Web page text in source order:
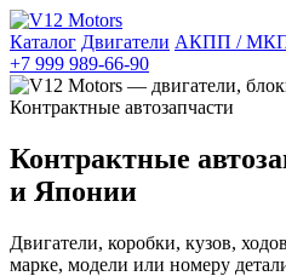
Каталог Двигатели АКПП /
+7 999 989-66-90
Контрактные
и Японии
Двигатели, коробки, кузов,
марке, модели или номеру